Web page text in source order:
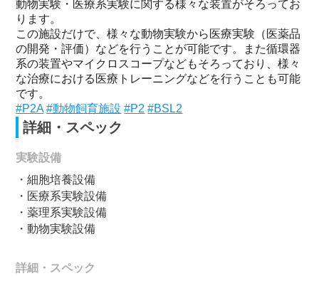
動物実験・医療系実験に関する様々な装置がそろってお
ります。
この施設だけで、様々な動物実験から医療実験（医薬品
の開発・評価）などを行うことが可能です。また循環器
系の装置やマイクロスコープなどもそろっており、様々
な治療における医療トレーニングなどを行うことも可能
です。
#P2A #動物飼育施設 #P2 #BSL2
詳細・スペック
実験設備
・細胞培養設備
・医療系実験設備
・薬理系実験設備
・動物実験設備
詳細・スペック